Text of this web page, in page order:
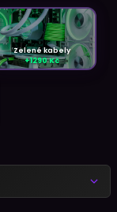
Zelené kabely
+1290 Kč